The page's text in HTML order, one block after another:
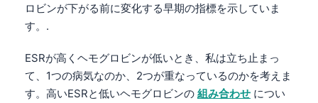
ロビンが下がる前に変化する早期の指標を示していま
す。.
ESRが高くヘモグロビンが低いとき、私は立ち止まっ
て、1つの病気なのか、2つが重なっているのかを考えま
す。高いESRと低いヘモグロビンの 組み合わせ につい